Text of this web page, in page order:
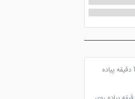
26 دقیقه پیاده